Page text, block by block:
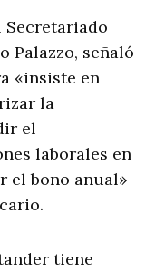
Palazzo, señaló
«insiste en
la
el
laborales en
el bono anual»
tiene